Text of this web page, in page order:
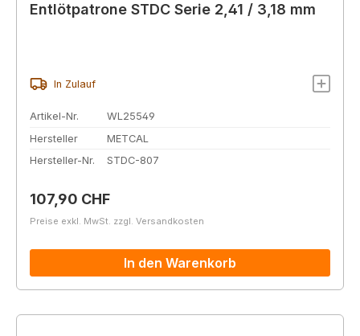
Entlötpatrone STDC Serie 2,41 / 3,18 mm
In Zulauf
Artikel-Nr.
WL25549
Hersteller
METCAL
Hersteller-Nr.
STDC-807
Regulärer Preis:
107,90 CHF
Preise exkl. MwSt. zzgl. Versandkosten
In den Warenkorb